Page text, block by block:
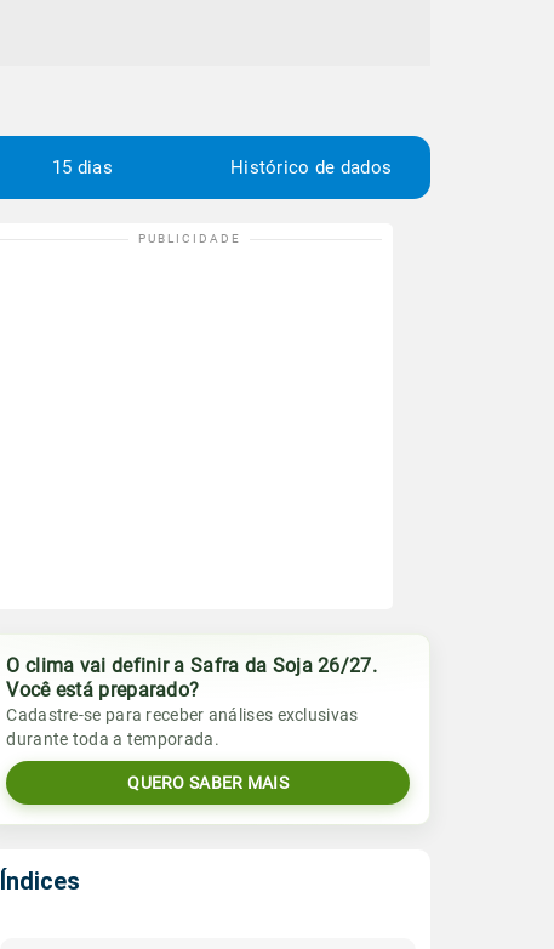
15 dias Histórico de dados
O clima vai definir a Safra da Soja 26/27.
Você está preparado?
Cadastre-se para receber análises exclusivas
durante toda a temporada.
QUERO SABER MAIS
Índices